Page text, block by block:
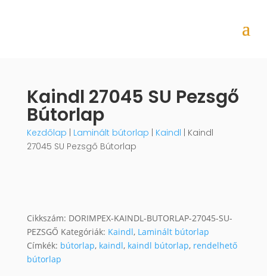
Kaindl 27045 SU Pezsgő
Bútorlap
Kezdőlap | Laminált bútorlap | Kaindl | Kaindl
27045 SU Pezsgő Bútorlap
Cikkszám: DORIMPEX-KAINDL-BUTORLAP-27045-SU-
PEZSGŐ Kategóriák: Kaindl, Laminált bútorlap
Címkék: bútorlap, kaindl, kaindl bútorlap, rendelhető
bútorlap